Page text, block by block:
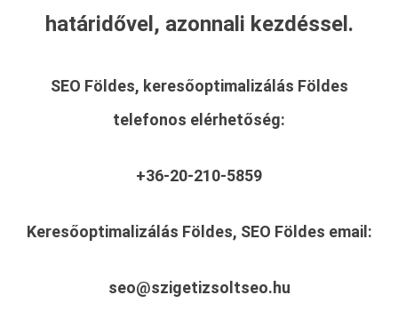
határidővel, azonnali kezdéssel.
SEO Földes, keresőoptimalizálás Földes
telefonos elérhetőség:
+36-20-210-5859
Keresőoptimalizálás Földes, SEO Földes email:
seo@szigetizsoltseo.hu